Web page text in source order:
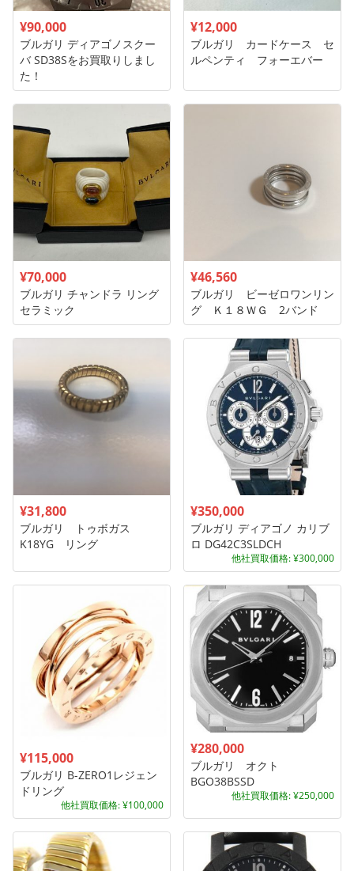
¥90,000
ブルガリ ディアゴノスクー
バ SD38Sをお買取りしまし
た！
¥12,000
ブルガリ カードケース セ
ルペンティ フォーエバー
¥70,000
ブルガリ チャンドラ リング
セラミック
¥46,560
ブルガリ ビーゼロワンリン
グ Ｋ１８ＷＧ 2バンド
¥31,800
ブルガリ トゥボガス
K18YG リング
¥350,000
ブルガリ ディアゴノ カリブ
ロ DG42C3SLDCH
他社買取価格: ¥300,000
¥115,000
ブルガリ B-ZERO1レジェン
ドリング
他社買取価格: ¥100,000
¥280,000
ブルガリ オクト
BGO38BSSD
他社買取価格: ¥250,000